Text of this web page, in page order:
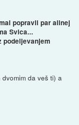
popravli par alinej
Svica...
podeljevanjem
da veš ti) a